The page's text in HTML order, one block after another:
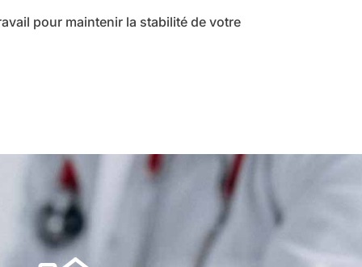
pour maintenir la stabilité de votre